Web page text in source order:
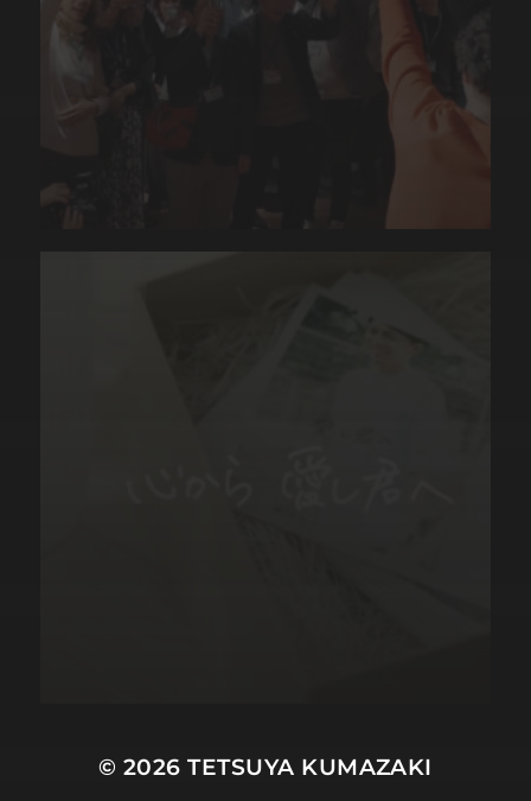
© 2026TETSUYA KUMAZAKI